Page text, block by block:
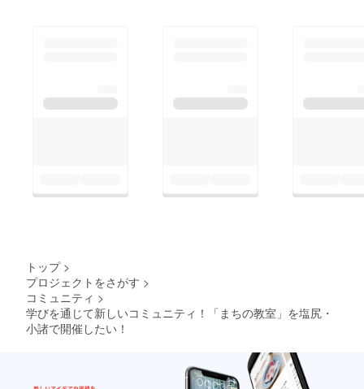
トップ >
プロジェクトをさがす >
コミュニティ >
学びを通じて新しいコミュニティ！「まちの教室」を塩尻・
小諸で開催したい！